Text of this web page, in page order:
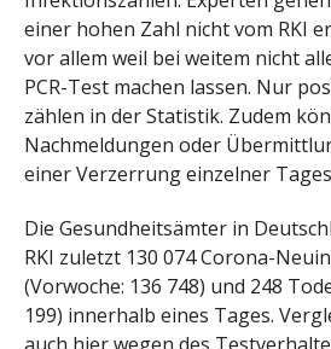
einer hohen Zahl nicht vom RKI
vor allem weil bei weitem nicht
PCR-Test machen lassen. Nur
zählen in der Statistik. Zudem
Nachmeldungen oder
einer Verzerrung einzelner
Die Gesundheitsämter in
RKI zuletzt 130 074 Corona-
(Vorwoche: 136 748) und 248
199) innerhalb eines Tages.